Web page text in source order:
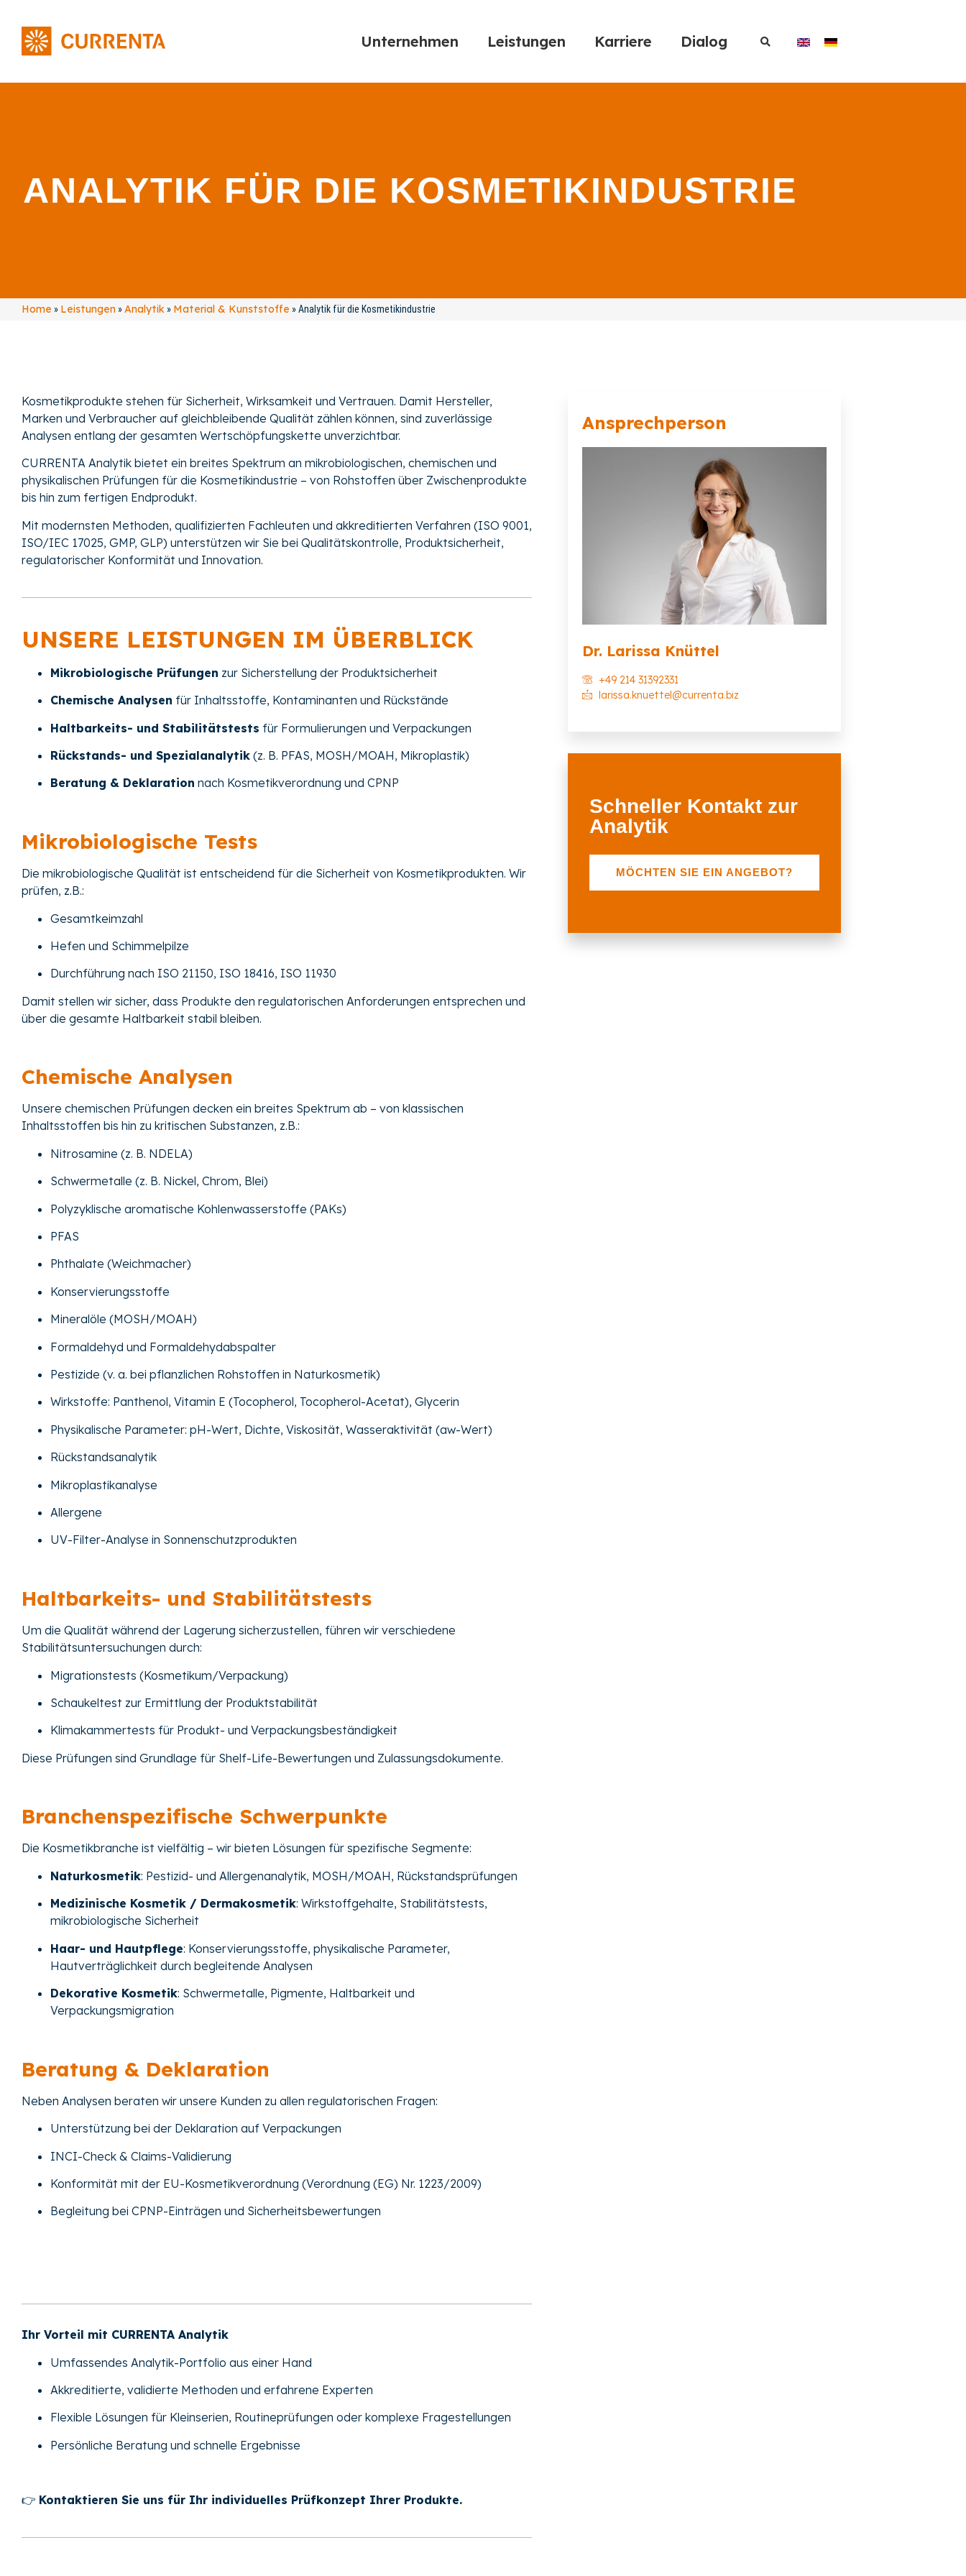
Unternehmen Leistungen Karriere Dialog
ANALYTIK FÜR DIE KOSMETIKINDUSTRIE
Home » Leistungen »Analytik » Material & Kunststoffe »Analytik für die Kosmetikindustrie
Kosmetikprodukte stehen für Sicherheit, Wirksamkeit und Vertrauen. Damit Hersteller,
Marken und Verbraucher auf gleichbleibende Qualität zählen können, sind zuverlässige
Analysen entlang der gesamten Wertschöpfungskette unverzichtbar.
CURRENTA Analytik bietet ein breites Spektrum an mikrobiologischen, chemischen und
physikalischen Prüfungen für die Kosmetikindustrie – von Rohstoffen über Zwischenprodukte
bis hin zum fertigen Endprodukt.
Mit modernsten Methoden, qualifizierten Fachleuten und akkreditierten Verfahren (ISO 9001,
ISO/IEC 17025, GMP, GLP) unterstützen wir Sie bei Qualitätskontrolle, Produktsicherheit,
regulatorischer Konformität und Innovation.
UNSERE LEISTUNGEN IM ÜBERBLICK
Mikrobiologische Prüfungen zur Sicherstellung der Produktsicherheit
Chemische Analysen für Inhaltsstoffe, Kontaminanten und Rückstände
Haltbarkeits- und Stabilitätstests für Formulierungen und Verpackungen
Rückstands- und Spezialanalytik (z. B. PFAS, MOSH/MOAH, Mikroplastik)
Beratung & Deklaration nach Kosmetikverordnung und CPNP
Mikrobiologische Tests
Die mikrobiologische Qualität ist entscheidend für die Sicherheit von Kosmetikprodukten. Wir
prüfen, z.B.:
Gesamtkeimzahl
Hefen und Schimmelpilze
Durchführung nach ISO 21150, ISO 18416, ISO 11930
Damit stellen wir sicher, dass Produkte den regulatorischen Anforderungen entsprechen und
über die gesamte Haltbarkeit stabil bleiben.
Chemische Analysen
Unsere chemischen Prüfungen decken ein breites Spektrum ab – von klassischen
Inhaltsstoffen bis hin zu kritischen Substanzen, z.B.:
Nitrosamine (z. B. NDELA)
Schwermetalle (z. B. Nickel, Chrom, Blei)
Polyzyklische aromatische Kohlenwasserstoffe (PAKs)
PFAS
Phthalate (Weichmacher)
Konservierungsstoffe
Mineralöle (MOSH/MOAH)
Formaldehyd und Formaldehydabspalter
Pestizide (v. a. bei pflanzlichen Rohstoffen in Naturkosmetik)
Wirkstoffe: Panthenol, Vitamin E (Tocopherol, Tocopherol-Acetat), Glycerin
Physikalische Parameter: pH-Wert, Dichte, Viskosität, Wasseraktivität (aw-Wert)
Rückstandsanalytik
Mikroplastikanalyse
Allergene
UV-Filter-Analyse in Sonnenschutzprodukten
Haltbarkeits- und Stabilitätstests
Um die Qualität während der Lagerung sicherzustellen, führen wir verschiedene
Stabilitätsuntersuchungen durch:
Migrationstests (Kosmetikum/Verpackung)
Schaukeltest zur Ermittlung der Produktstabilität
Klimakammertests für Produkt- und Verpackungsbeständigkeit
Diese Prüfungen sind Grundlage für Shelf-Life-Bewertungen und Zulassungsdokumente.
Branchenspezifische Schwerpunkte
Die Kosmetikbranche ist vielfältig – wir bieten Lösungen für spezifische Segmente:
Naturkosmetik: Pestizid- und Allergenanalytik, MOSH/MOAH, Rückstandsprüfungen
Medizinische Kosmetik / Dermakosmetik: Wirkstoffgehalte, Stabilitätstests,
mikrobiologische Sicherheit
Haar- und Hautpflege: Konservierungsstoffe, physikalische Parameter,
Hautverträglichkeit durch begleitende Analysen
Dekorative Kosmetik: Schwermetalle, Pigmente, Haltbarkeit und
Verpackungsmigration
Beratung & Deklaration
Neben Analysen beraten wir unsere Kunden zu allen regulatorischen Fragen:
Unterstützung bei der Deklaration auf Verpackungen
INCI-Check & Claims-Validierung
Konformität mit der EU-Kosmetikverordnung (Verordnung (EG) Nr. 1223/2009)
Begleitung bei CPNP-Einträgen und Sicherheitsbewertungen
Ihr Vorteil mit CURRENTA Analytik
Umfassendes Analytik-Portfolio aus einer Hand
Akkreditierte, validierte Methoden und erfahrene Experten
Flexible Lösungen für Kleinserien, Routineprüfungen oder komplexe Fragestellungen
Persönliche Beratung und schnelle Ergebnisse
👉 Kontaktieren Sie uns für Ihr individuelles Prüfkonzept Ihrer Produkte.
Ansprechperson
Dr. Larissa Knüttel
+49 214 31392331
larissa.knuettel@currenta.biz
Schneller Kontakt zur
Analytik
MÖCHTEN SIE EIN ANGEBOT?